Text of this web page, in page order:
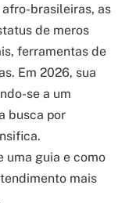
brasileiras, as
de meros
ferramentas de
Em 2026, sua
se a um
busca por
uma guia e como
mais